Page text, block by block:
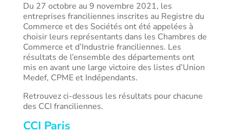
Du 27 octobre au 9 novembre 2021, les
entreprises franciliennes inscrites au Registre du
Commerce et des Sociétés ont été appelées à
choisir leurs représentants dans les Chambres de
Commerce et d’Industrie franciliennes. Les
résultats de l’ensemble des départements ont
mis en avant une large victoire des listes d’Union
Medef, CPME et Indépendants.
Retrouvez ci-dessous les résultats pour chacune
des CCI franciliennes.
CCI Paris